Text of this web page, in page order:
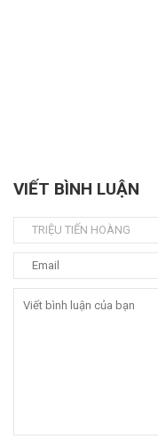
VIẾT BÌNH LUẬN